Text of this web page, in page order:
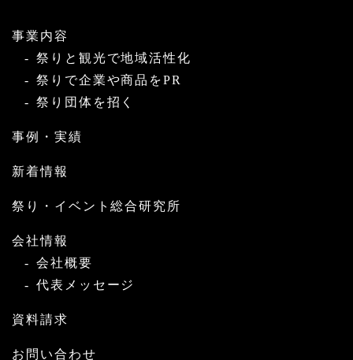
事業内容
祭りと観光で地域活性化
祭りで企業や商品をPR
祭り団体を招く
事例・実績
新着情報
祭り・イベント総合研究所
会社情報
会社概要
代表メッセージ
資料請求
お問い合わせ